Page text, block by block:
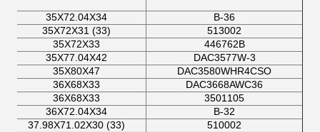
B-36
35X72.04X34
513002
35X72X31 (33)
446762B
35X72X33
DAC3577W-3
35X77.04X42
DAC3580WHR4CSO
35X80X47
DAC3668AWC36
36X68X33
3501105
36X68X33
B-32
36X72.04X34
510002
37.98X71.02X30 (33)